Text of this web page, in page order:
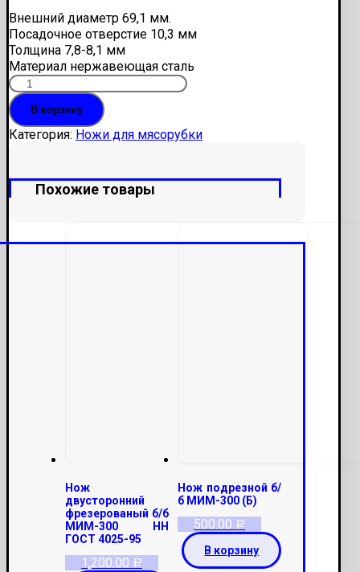
Внешний диаметр 69,1 мм.
Посадочное отверстие 10,3 мм
Толщина 7,8-8,1 мм
Материал нержавеющая сталь
Количество
Решетка
TJ
12
6
мясорубки
В корзину
Категория: Ножи для мясорубки
Похожие товары
Нож
двусторонний
фрезерованый б/б
МИМ-300 НН
ГОСТ 4025-95
1,200.00 Р
Нож подрезной б/
б МИМ-300 (Б)
500.00 Р
В корзину